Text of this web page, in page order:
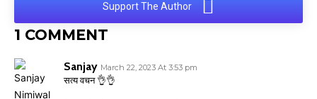
Support The Author
1 COMMENT
Sanjay March 22, 2023 At 3:53 pm
सत्य वचन 👌👌